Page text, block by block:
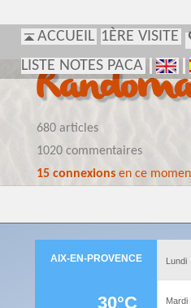
ACCUEIL 1ÈRE VISITE
LISTE NOTES PACA
680 articles
1020 commentaires
15 connexionsen ce